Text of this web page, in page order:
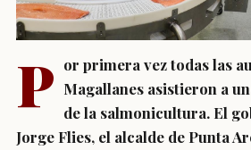
P or primera vez todas las
Magallanes asistieron a
de la salmonicultura. El
Jorge Flies, el alcalde de Punta